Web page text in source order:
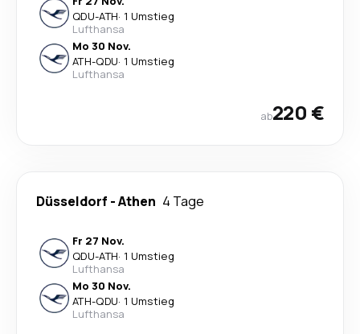
QDU-ATH· 1 Umstieg
Lufthansa
Mo 30 Nov.
ATH-QDU· 1 Umstieg
Lufthansa
ab220 €
Düsseldorf -Athen 4 Tage
Fr 27 Nov.
QDU-ATH· 1 Umstieg
Lufthansa
Mo 30 Nov.
ATH-QDU· 1 Umstieg
Lufthansa